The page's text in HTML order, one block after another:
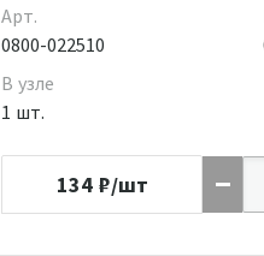
Арт.
0800-022510
В узле
1 шт.
134 ₽/шт